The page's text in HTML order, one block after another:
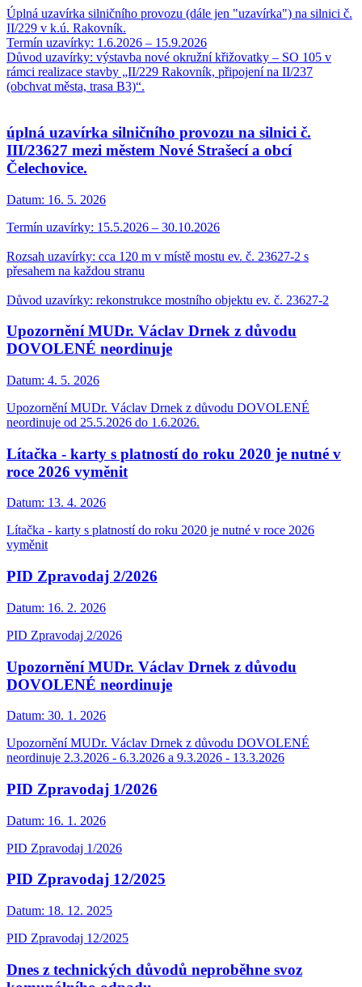
Úplná uzavírka silničního provozu (dále jen "uzavírka") na silnici č.
II/229 v k.ú. Rakovník.
Termín uzavírky: 1.6.2026 – 15.9.2026
Důvod uzavírky: výstavba nové okružní křižovatky – SO 105 v
rámci realizace stavby „II/229 Rakovník, připojení na II/237
(obchvat města, trasa B3)“.
úplná uzavírka silničního provozu na silnici č.
III/23627 mezi městem Nové Strašecí a obcí
Čelechovice.
Datum: 16. 5. 2026
Termín uzavírky: 15.5.2026 – 30.10.2026
Rozsah uzavírky: cca 120 m v místě mostu ev. č. 23627-2 s
přesahem na každou stranu
Důvod uzavírky: rekonstrukce mostního objektu ev. č. 23627-2
Upozornění MUDr. Václav Drnek z důvodu
DOVOLENÉ neordinuje
Datum: 4. 5. 2026
Upozornění MUDr. Václav Drnek z důvodu DOVOLENÉ
neordinuje od 25.5.2026 do 1.6.2026.
Lítačka - karty s platností do roku 2020 je nutné v
roce 2026 vyměnit
Datum: 13. 4. 2026
Lítačka - karty s platností do roku 2020 je nutné v roce 2026
vyměnit
PID Zpravodaj 2/2026
Datum: 16. 2. 2026
PID Zpravodaj 2/2026
Upozornění MUDr. Václav Drnek z důvodu
DOVOLENÉ neordinuje
Datum: 30. 1. 2026
Upozornění MUDr. Václav Drnek z důvodu DOVOLENÉ
neordinuje 2.3.2026 - 6.3.2026 a 9.3.2026 - 13.3.2026
PID Zpravodaj 1/2026
Datum: 16. 1. 2026
PID Zpravodaj 1/2026
PID Zpravodaj 12/2025
Datum: 18. 12. 2025
PID Zpravodaj 12/2025
Dnes z technických důvodů neproběhne svoz